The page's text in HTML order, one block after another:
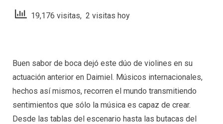
19,176 visitas, 2 visitas hoy
Buen sabor de boca dejó este dúo de violines en su
actuación anterior en Daimiel. Músicos internacionales,
hechos así mismos, recorren el mundo transmitiendo
sentimientos que sólo la música es capaz de crear.
Desde las tablas del escenario hasta las butacas del